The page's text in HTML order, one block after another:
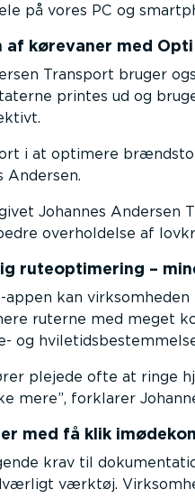
på vores PC og
af kørevaner med
Transport bruger
printes ud og
i at optimere
Andersen.
Johannes Andersen
overholdelse af
ruteoptimering –
appen kan
ruterne med meget
og
plejede ofte at ringe
mere , forklarer
med få klik
krav til
værktøj.